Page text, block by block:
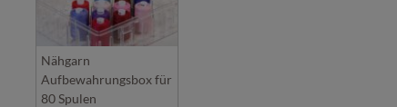
Nähgarn
Aufbewahrungsbox für
80 Spulen